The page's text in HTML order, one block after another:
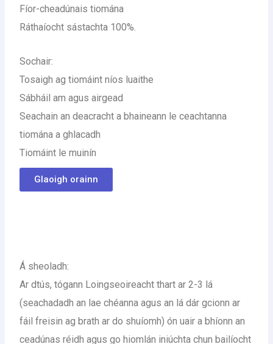
Fíor-cheadúnais tiomána
Ráthaíocht sástachta 100%.
Sochair:
Tosaigh ag tiomáint níos luaithe
Sábháil am agus airgead
Seachain an deacracht a bhaineann le ceachtanna
tiomána a ghlacadh
Tiomáint le muinín
Glaoigh orainn
Á sheoladh:
Ar dtús, tógann Loingseoireacht thart ar 2-3 lá
(seachadadh an lae chéanna agus an lá dár gcionn ar
fáil freisin ag brath ar do shuíomh) ón uair a bhíonn an
ceadúnas réidh agus go hiomlán iniúchta chun bailíocht